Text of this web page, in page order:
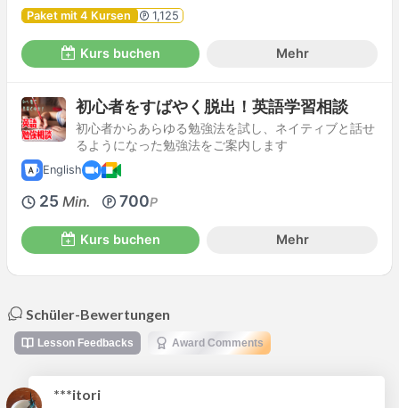
Paket mit 4 Kursen 1,125
Kurs buchen Mehr
初心者をすばやく脱出！英語学習相談
初心者からあらゆる勉強法を試し、ネイティブと話せ
るようになった勉強法をご案内します
English
25 Min. 700P
Kurs buchen Mehr
Schüler-Bewertungen
Lesson Feedbacks Award Comments
***itori